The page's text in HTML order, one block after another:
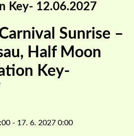
Key- 12.06.2027
Sunrise –
Half Moon
Key-
- 17. 6. 2027 0:00